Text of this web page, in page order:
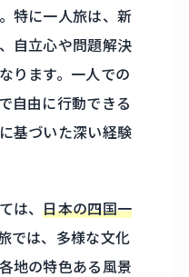
特に一人旅は、新
自立心や問題解決
ります。一人での
自由に行動できる
基づいた深い経験
は、日本の四国一
では、多様な文化
地の特色ある風景